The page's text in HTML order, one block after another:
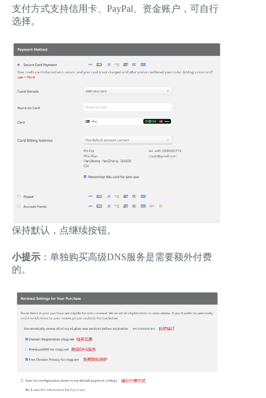
支付方式支持信用卡、PayPal、资金账户，可自行
选择。
保持默认，点继续按钮。
小提示 ：单独购买高级DNS服务是需要额外付费
的。